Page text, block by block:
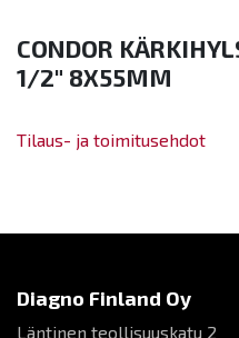
CONDOR
1/2" 8X55MM
Tilaus- ja toimitusehdot
Diagno Finland Oy
Läntinen teollisuuskatu 2